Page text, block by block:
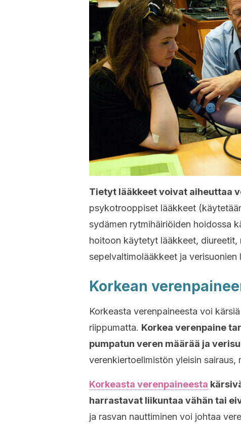
Tietyt lääkkeet voivat aiheuttaa
psykotrooppiset lääkkeet
sydämen rytmihäiriöiden hoidossa
hoitoon käytetyt lääkkeet,
sepelvaltimolääkkeet ja
Korkean
Korkeasta verenpaineesta voi
riippumatta. Korkea verenpaine
pumpatun veren määrää ja
verenkiertoelimistön yleisin
Korkeasta verenpaineesta
harrastavat liikuntaa vähän tai
ja rasvan nauttiminen voi johtaa